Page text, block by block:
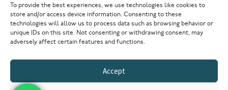
To provide the best experiences, we use technologies like cookies to
store and/or access device information. Consenting to these
technologies will allow us to process data such as browsing behavior or
unique IDs on this site. Not consenting or withdrawing consent, may
adversely affect certain features and functions.
Accept
Login / Register
Try Now
© 2021 Studioproud. All rights reserved
Powered by